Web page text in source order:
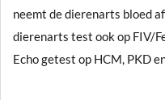
neemt de dierenarts bloed
dierenarts test ook op FIV/
Echo getest op HCM, PKD